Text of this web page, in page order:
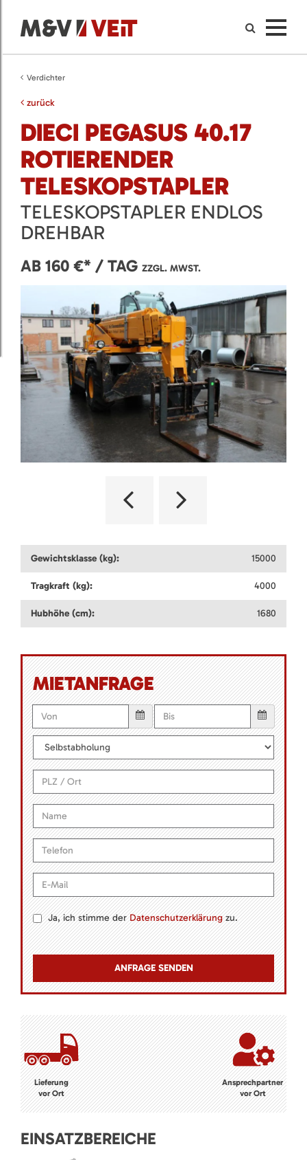
Verdichter
zurück
DIECI PEGASUS 40.17
ROTIERENDER
TELESKOPSTAPLER
TELESKOPSTAPLER ENDLOS
DREHBAR
AB 160 €* / TAG ZZGL. MWST.
Gewichtsklasse (kg): 15000
Tragkraft (kg): 4000
Hubhöhe (cm): 1680
MIETANFRAGE
Ja, ich stimme derDatenschutzerklärungzu.
Lieferung
vor Ort
Ansprechpartner
vor Ort
EINSATZBEREICHE